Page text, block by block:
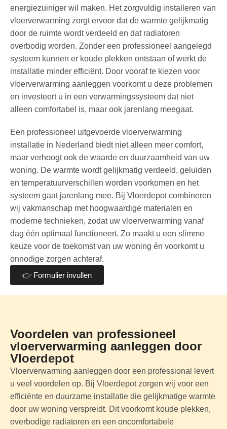
energiezuiniger wil maken. Het zorgvuldig installeren van
vloerverwarming zorgt ervoor dat de warmte gelijkmatig
door de ruimte wordt verdeeld en dat radiatoren
overbodig worden. Zonder een professioneel aangelegd
systeem kunnen er koude plekken ontstaan of werkt de
installatie minder efficiënt. Door vooraf te kiezen voor
vloerverwarming aanleggen voorkomt u deze problemen
en investeert u in een verwarmingssysteem dat niet
alleen comfortabel is, maar ook jarenlang meegaat.
Een professioneel uitgevoerde vloerverwarming
installatie in Nederland biedt niet alleen meer comfort,
maar verhoogt ook de waarde en duurzaamheid van uw
woning. De warmte wordt gelijkmatig verdeeld, geluiden
en temperatuurverschillen worden voorkomen en het
systeem gaat jarenlang mee. Bij Vloerdepot combineren
wij vakmanschap met hoogwaardige materialen en
moderne technieken, zodat uw vloerverwarming vanaf
dag één optimaal functioneert. Zo maakt u een slimme
keuze voor de toekomst van uw woning én voorkomt u
onnodige zorgen achteraf.
👉 Formulier invullen
Voordelen van professioneel
vloerverwarming aanleggen door
Vloerdepot
Vloerverwarming aanleggen door een professional levert
u veel voordelen op. Bij Vloerdepot zorgen wij voor een
efficiënte en duurzame installatie die gelijkmatige warmte
door uw woning verspreidt. Dit voorkomt koude plekken,
overbodige radiatoren en een oncomfortabele